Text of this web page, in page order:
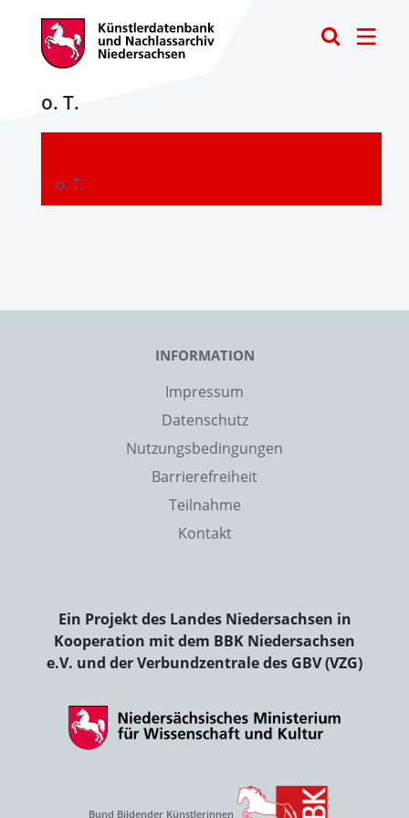
o. T.
o. T.
-
INFORMATION
Impressum
Datenschutz
Nutzungsbedingungen
Barrierefreiheit
Teilnahme
Kontakt
Ein Projekt des Landes Niedersachsen in
Kooperation mit dem BBK Niedersachsen
e.V. und der Verbundzentrale des GBV (VZG)
Bund Bildender Künstlerinnen